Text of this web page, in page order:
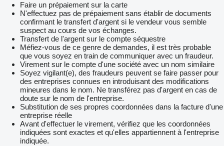
Faire un prépaiement sur la carte
N'effectuez pas de prépaiement sans établir de documents
confirmant le transfert d'argent si le vendeur vous semble
suspect au cours de vos échanges.
Transfert de l'argent sur le compte séquestre
Méfiez-vous de ce genre de demandes, il est très probable
que vous soyez en train de communiquer avec un fraudeur.
Virement sur le compte d'une société avec un nom similaire
Soyez vigilant(e), des fraudeurs peuvent se faire passer pour
des entreprises connues en introduisant des modifications
mineures dans le nom. Ne transférez pas d'argent en cas de
doute sur le nom de l'entreprise.
Substitution de ses propres coordonnées dans la facture d'une
entreprise réelle
Avant d'effectuer le virement, vérifiez que les coordonnées
indiquées sont exactes et qu'elles appartiennent à l'entreprise
indiquée.